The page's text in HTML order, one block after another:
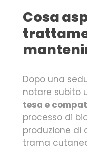
Cosa
Dopo una
notare subito
tesa e
processo di
produzione di
trama